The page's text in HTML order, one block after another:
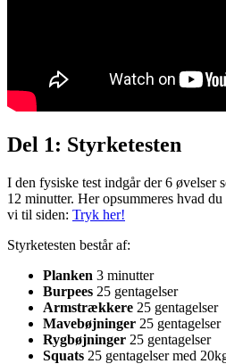
Del 1: Styrketesten
I den fysiske test indgår der 6 øvelser
12 minutter. Her opsummeres hvad
vi til siden: Tryk her!
Styrketesten består af:
Planken 3 minutter
Burpees 25 gentagelser
Armstrækkere 25 gentagelser
Mavebøjninger 25 gentagelser
Rygbøjninger 25 gentagelser
Squats 25 gentagelser med